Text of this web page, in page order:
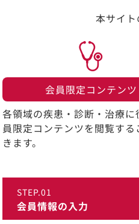
本サイ
会員限定コンテンツ​
各領域の疾患・診断・治療に
員限定コンテンツを閲覧する
きます。​
STEP.01
会員情報の入力